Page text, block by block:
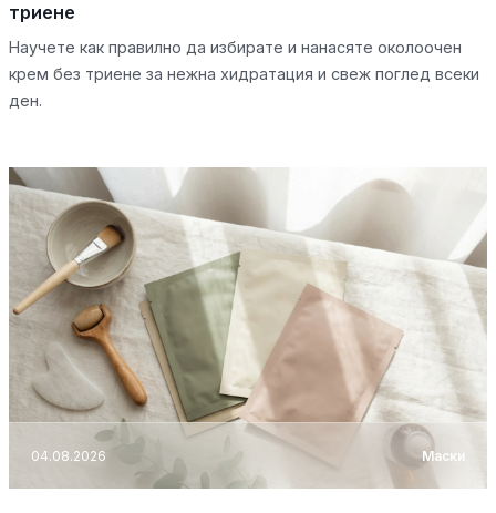
триене
Научете как правилно да избирате и нанасяте околоочен
крем без триене за нежна хидратация и свеж поглед всеки
ден.
04.08.2026 Маски